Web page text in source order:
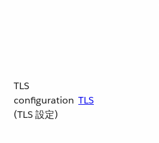
TLS
configuration
(TLS 設定)
TLS